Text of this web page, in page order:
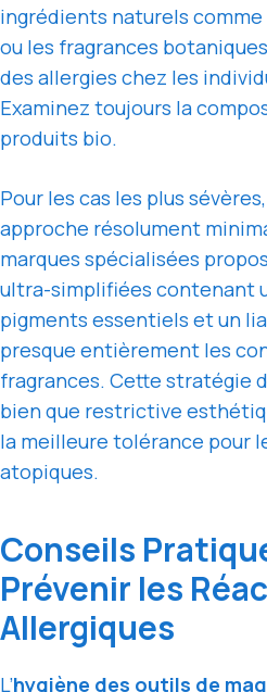
ingrédients naturels
ou les fragrances
des allergies chez les
Examinez toujours la
produits bio.
Pour les cas les plus
approche résolument
marques spécialisées
ultra-simplifiées contenant
pigments essentiels et un
presque entièrement les
fragrances. Cette stratégie
bien que restrictive
la meilleure tolérance pour
atopiques.
Conseils
Prévenir les
Allergiques
L’hygiène des outils de